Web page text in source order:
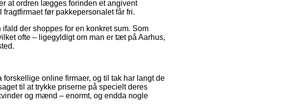
at ordren lægges forinden et angivent
før pakkepersonalet får fri.
der shoppes for en konkret sum. Som
ofte – ligegyldigt om man er tæt på Aarhus,
forskellige online firmaer, og til tak har langt de
til at trykke priserne på specielt deres
og mænd – enormt, og endda nogle